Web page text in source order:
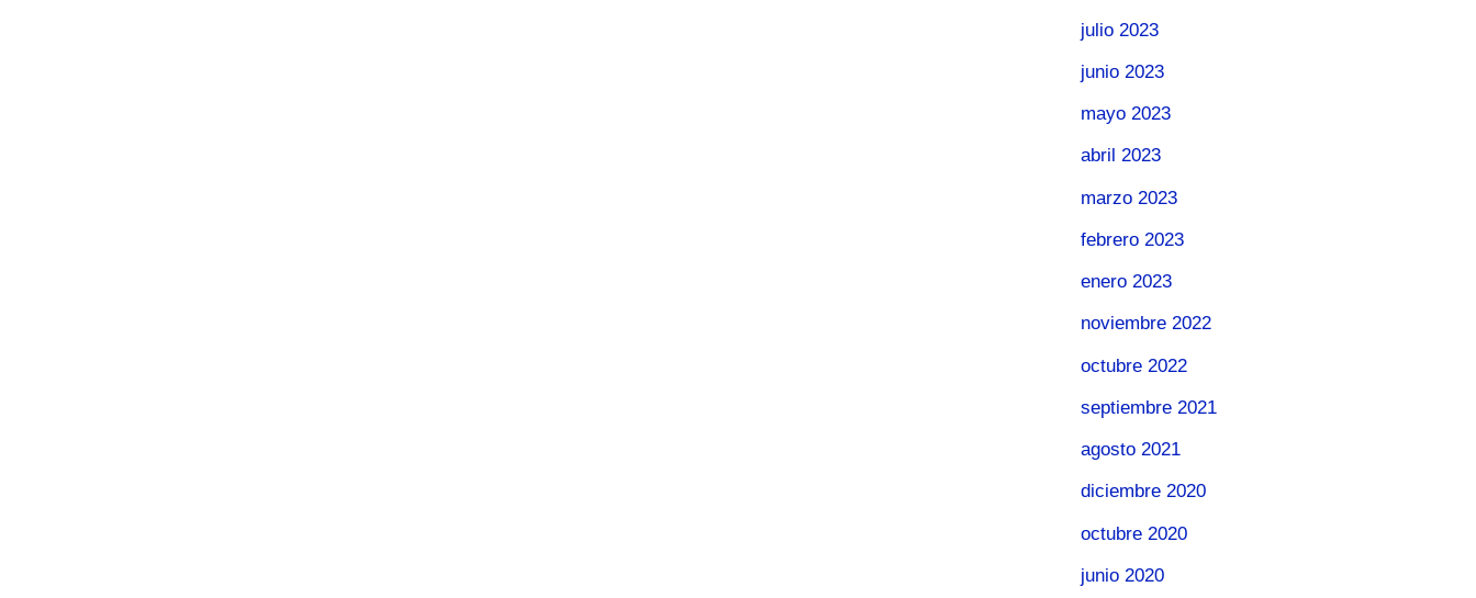
julio 2023
junio 2023
mayo 2023
abril 2023
marzo 2023
febrero 2023
enero 2023
noviembre 2022
octubre 2022
septiembre 2021
agosto 2021
diciembre 2020
octubre 2020
junio 2020